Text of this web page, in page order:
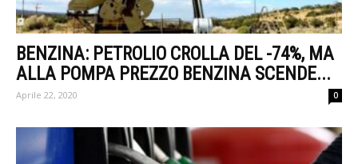
BENZINA: PETROLIO CROLLA DEL -74%, MA
ALLA POMPA PREZZO BENZINA SCENDE...
Aprile 22, 2020 0